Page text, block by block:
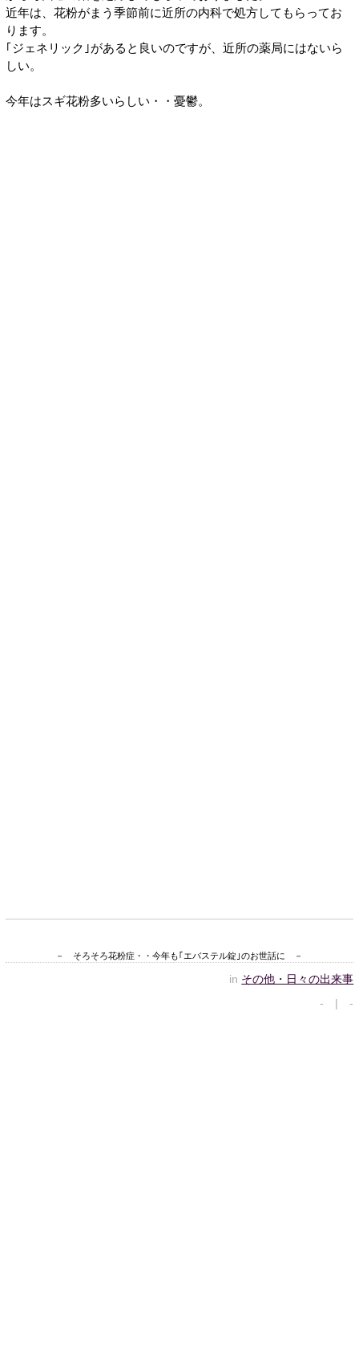
近年は、花粉がまう季節前に近所の内科で処方してもらってお
ります。
｢ジェネリック｣があると良いのですが、近所の薬局にはないら
しい。
今年はスギ花粉多いらしい・・憂鬱。
－ そろそろ花粉症・・今年も｢エバステル錠｣のお世話に －
in その他・日々の出来事
- | -